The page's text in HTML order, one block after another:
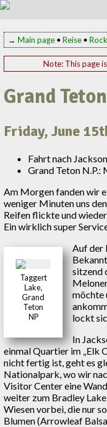
→ Main page• Reise•
Note: This page
Grand
Friday, June
Fahrt nach
Grand Teton
Am Morgen fanden wir
weniger Minuten uns
Reifen flickte und
Ein wirklich super
Taggert
Lake,
Grand
Teton
NP
Auf der
sitzend
möchte
lockt
In
einmal Quartier im „Elk
nicht fertig ist, geht es
Nationalpark, wo wir
Visitor Center eine
weiter zum Bradley
Wiesen vorbei, die nur
Blumen (Arrowleaf